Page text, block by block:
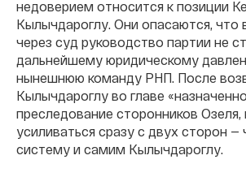
недоверием относится к позиции
Кылычдароглу. Они опасаются, что
через суд руководство партии не
дальнейшему юридическому
нынешнюю команду РНП. После
Кылычдароглу во главе
преследование сторонников Озеля,
усиливаться сразу с двух сторон —
систему и самим Кылычдароглу.